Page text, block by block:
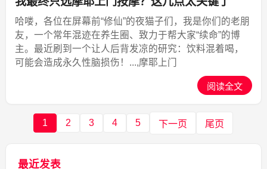
哈喽，各位在屏幕前“修仙”的夜猫子们，我是你们的老朋
友，一个常年混迹在养生圈、致力于帮大家“续命”的博
主。最近刷到一个让人后背发凉的研究：饮料混着喝，
可能会造成永久性脑损伤！...,摩耶上门
阅读全文
1 2 3 4 5 下一页 尾页
最近发表